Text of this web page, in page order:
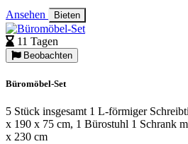
Ansehen Bieten
11 Tagen
Beobachten
Büromöbel-Set
5 Stück insgesamt 1 L-förmiger
x 190 x 75 cm, 1 Bürostuhl 1 Schrank
x 230 cm